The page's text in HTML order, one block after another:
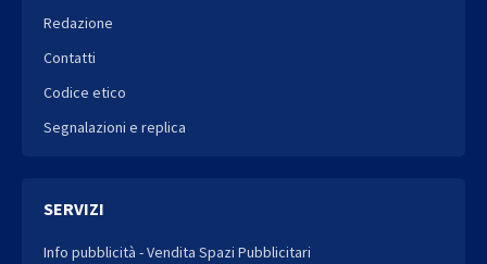
Redazione
Contatti
Codice etico
Segnalazioni e replica
SERVIZI
Info pubblicità - Vendita Spazi Pubblicitari